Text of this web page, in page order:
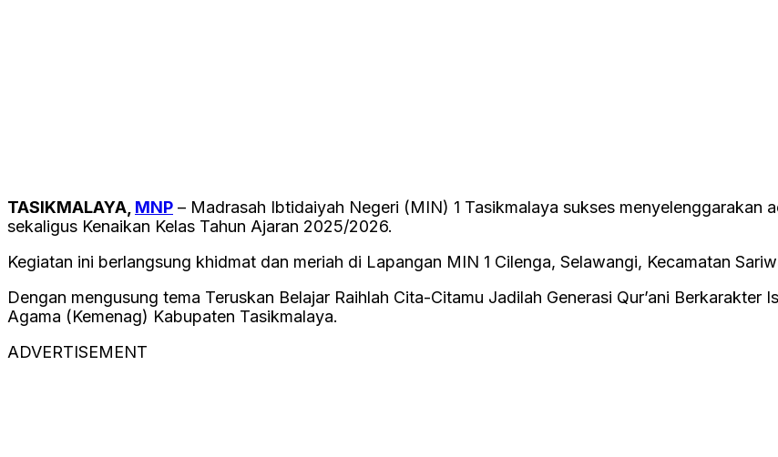
TASIKMALAYA, MNP – Madrasah Ibtidaiyah Negeri (MIN) 1 Tasikmalaya sukses menyelenggarakan
sekaligus Kenaikan Kelas Tahun Ajaran 2025/2026.
Kegiatan ini berlangsung khidmat dan meriah di Lapangan MIN 1 Cilenga, Selawangi, Kecamatan
Dengan mengusung tema Teruskan Belajar Raihlah Cita-Citamu Jadilah Generasi Qur’ani
Agama (Kemenag) Kabupaten Tasikmalaya.
ADVERTISEMENT